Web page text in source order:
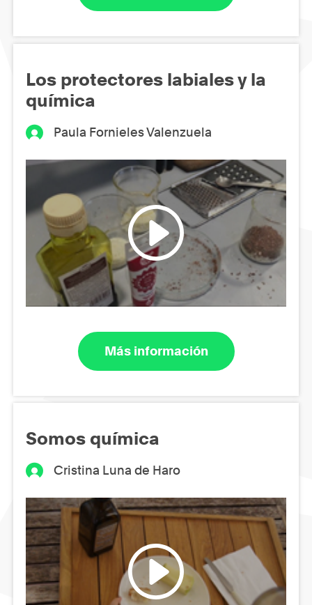
Los protectores labiales y la
química
Paula Fornieles Valenzuela
Más información
Somos química
Cristina Luna de Haro